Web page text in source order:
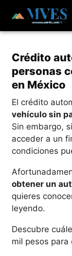
Crédito
personas
en México
El crédito
vehículo sin
Sin embargo,
acceder a un
condiciones
obtener un
quieres
leyendo.
Descubre
mil pesos para